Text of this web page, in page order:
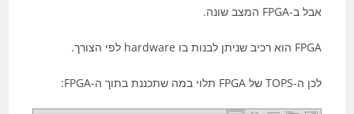
אבל ב-FPGA המצב שונה.
FPGA הוא רכיב שניתן לבנות בו hardware לפי הצורך.
לכן ה-TOPS של FPGA תלוי במה שתכננת בתוך ה-FPGA: